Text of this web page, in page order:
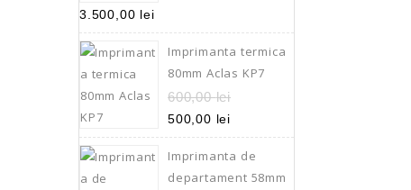
3.500,00 lei
Imprimanta termica
80mm Aclas KP7
600,00lei
500,00 lei
Imprimanta de
departament 58mm